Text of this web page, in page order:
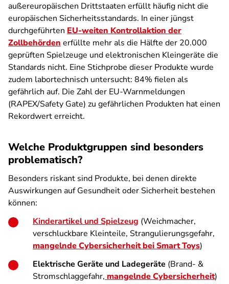
außereuropäischen Drittstaaten erfüllt häufig nicht die
europäischen Sicherheitsstandards. In einer jüngst
durchgeführten EU-weiten Kontrollaktion der
Zollbehörden erfüllte mehr als die Hälfte der 20.000
geprüften Spielzeuge und elektronischen Kleingeräte die
Standards nicht. Eine Stichprobe dieser Produkte wurde
zudem labortechnisch untersucht: 84% fielen als
gefährlich auf. Die Zahl der EU-Warnmeldungen
(RAPEX/Safety Gate) zu gefährlichen Produkten hat einen
Rekordwert erreicht.
Welche Produktgruppen sind besonders
problematisch?
Besonders riskant sind Produkte, bei denen direkte
Auswirkungen auf Gesundheit oder Sicherheit bestehen
können:
Kinderartikel und Spielzeug (Weichmacher,
verschluckbare Kleinteile, Strangulierungsgefahr,
mangelnde Cybersicherheit bei Smart Toys)
Elektrische Geräte und Ladegeräte (Brand- &
Stromschlaggefahr, mangelnde Cybersicherheit)